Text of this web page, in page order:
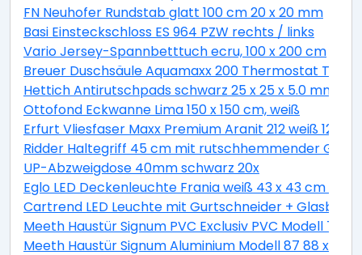
FN Neuhofer Rundstab glatt 100 cm 20 x 20 mm
Basi Einsteckschloss ES 964 PZW rechts / links
Vario Jersey-Spannbetttuch ecru, 100 x 200 cm
Breuer Duschsäule Aquamaxx 200 Thermostat
Hettich Antirutschpads schwarz 25 x 25 x 5.0 mm -
Ottofond Eckwanne Lima 150 x 150 cm, weiß
Erfurt Vliesfaser Maxx Premium Aranit 212 weiß 12,5 x
Ridder Haltegriff 45 cm mit rutschhemmender
UP-Abzweigdose 40mm schwarz 20x
Eglo LED Deckenleuchte Frania weiß 43 x 43 cm
Cartrend LED Leuchte mit Gurtschneider +
Meeth Haustür Signum PVC Exclusiv PVC Modell 70
Meeth Haustür Signum Aluminium Modell 87 88 x 200